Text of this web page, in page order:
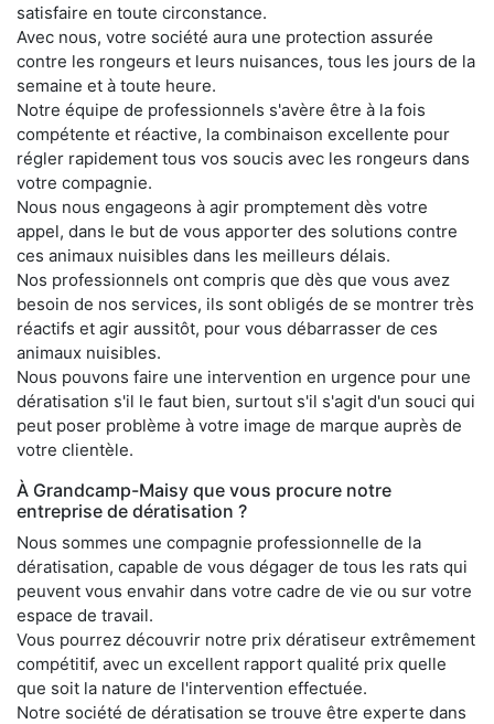
satisfaire en toute circonstance.
Avec nous, votre société aura une protection assurée
contre les rongeurs et leurs nuisances, tous les jours de la
semaine et à toute heure.
Notre équipe de professionnels s'avère être à la fois
compétente et réactive, la combinaison excellente pour
régler rapidement tous vos soucis avec les rongeurs dans
votre compagnie.
Nous nous engageons à agir promptement dès votre
appel, dans le but de vous apporter des solutions contre
ces animaux nuisibles dans les meilleurs délais.
Nos professionnels ont compris que dès que vous avez
besoin de nos services, ils sont obligés de se montrer très
réactifs et agir aussitôt, pour vous débarrasser de ces
animaux nuisibles.
Nous pouvons faire une intervention en urgence pour une
dératisation s'il le faut bien, surtout s'il s'agit d'un souci qui
peut poser problème à votre image de marque auprès de
votre clientèle.
À Grandcamp-Maisy que vous procure notre
entreprise de dératisation ?
Nous sommes une compagnie professionnelle de la
dératisation, capable de vous dégager de tous les rats qui
peuvent vous envahir dans votre cadre de vie ou sur votre
espace de travail.
Vous pourrez découvrir notre prix dératiseur extrêmement
compétitif, avec un excellent rapport qualité prix quelle
que soit la nature de l'intervention effectuée.
Notre société de dératisation se trouve être experte dans